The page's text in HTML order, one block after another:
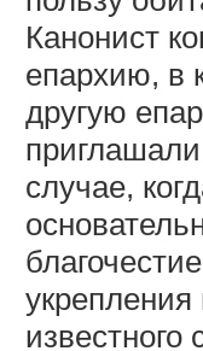
Канонист
епархию, в
другую
случае,